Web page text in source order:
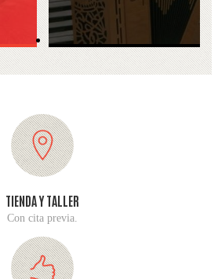
TIENDA Y TALLER
Con cita previa.